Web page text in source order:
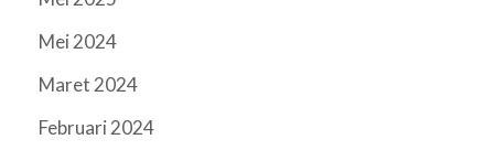
Mei 2024
Maret 2024
Februari 2024